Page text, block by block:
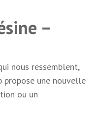
–
nous ressemblent,
propose une nouvelle
ou un